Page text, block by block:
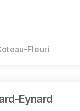
Fleuri
Eynard